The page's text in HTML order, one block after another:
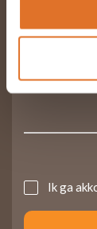
Vraag of
Untitled
Ik ga